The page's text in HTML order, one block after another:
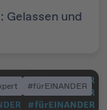
Gelassen und
#fürEINANDER